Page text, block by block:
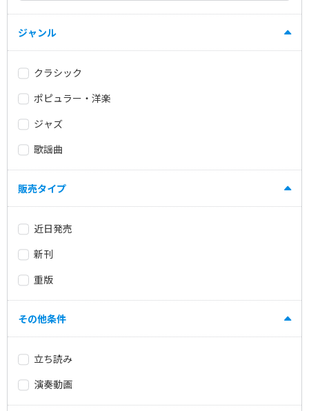
ジャンル
クラシック
ポピュラー・洋楽
ジャズ
歌謡曲
販売タイプ
近日発売
新刊
重版
その他条件
立ち読み
演奏動画